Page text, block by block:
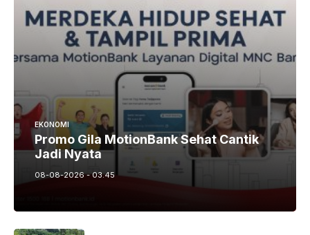
EKONOMI
Promo Gila MotionBank Sehat Cantik
Jadi Nyata
08-08-2026 - 03.45